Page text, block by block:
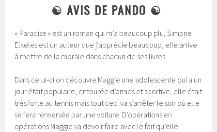
☯ AVIS DE PANDO ☯
« Paradise » est un roman qui m’a beaucoup plu, Simone
Elkeles est un auteur que j’apprécie beaucoup, elle arrive
à mettre de la morale dans chacun de ses livres.
Dans celui-ci on découvre Maggie une adolescente qui a un
jour était populaire, entourée d’amies et sportive, elle était
très forte au tennis mais tout ceci va s’arrêter le soir où elle
se fera renversée par une voiture. D’opérations en
opérations Maggie va devoir faire avec le fait qu’elle